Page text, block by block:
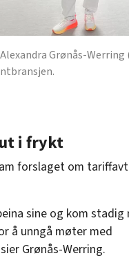
Alexandra Grønås-
i frykt
forslaget om
sine og kom stadig
å unngå møter med
Grønås-Werring.